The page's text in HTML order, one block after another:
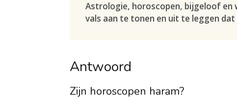
Astrologie, horoscopen, bijgeloof en
vals aan te tonen en uit te leggen
Antwoord
Zijn horoscopen haram?